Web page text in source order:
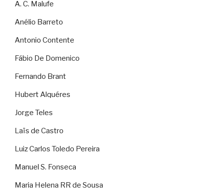
A. C. Malufe
Anélio Barreto
Antonio Contente
Fábio De Domenico
Fernando Brant
Hubert Alquéres
Jorge Teles
Laïs de Castro
Luiz Carlos Toledo Pereira
Manuel S. Fonseca
Maria Helena RR de Sousa